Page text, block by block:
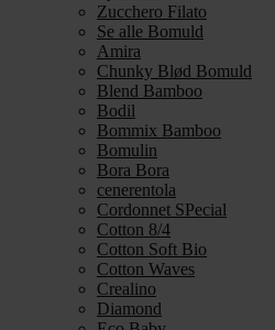
Zucchero Filato
Se alle Bomuld
Amira
Chunky Blød Bomuld
Blend Bamboo
Bodil
Bommix Bamboo
Bomulin
Bora Bora
cenerentola
Cordonnet SPecial
Cotton 8/4
Cotton Soft Bio
Cotton Waves
Crealino
Diamond